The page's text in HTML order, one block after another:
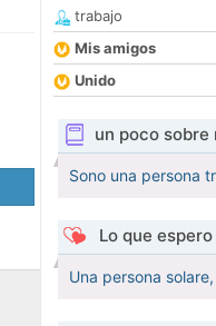
trabajo
Mis amigos
Unido
un poco sobre
Sono una persona
Lo que
Una persona